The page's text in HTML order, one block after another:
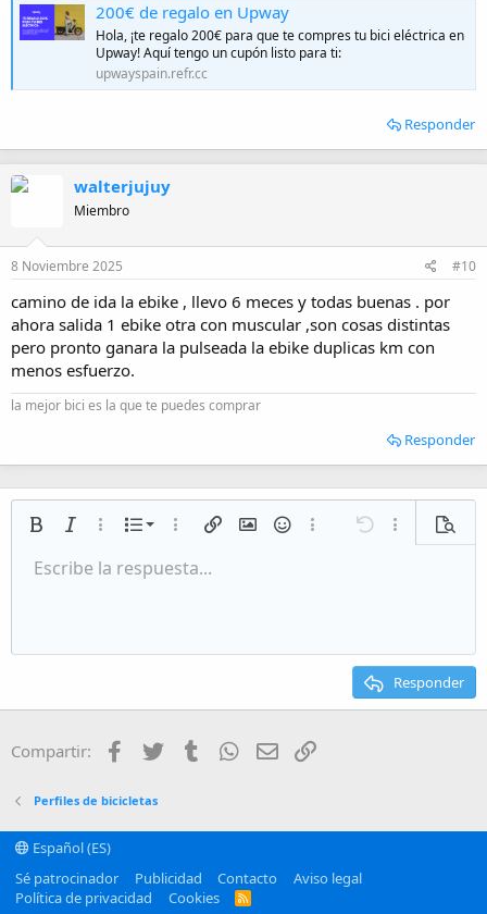
200€ de regalo en Upway
Hola, ¡te regalo 200€ para que te compres tu bici eléctrica en
Upway! Aquí tengo un cupón listo para ti:
upwayspain.refr.cc
Responder
walterjujuy
Miembro
8 Noviembre 2025 #10
camino de ida la ebike , llevo 6 meces y todas buenas . por
ahora salida 1 ebike otra con muscular ,son cosas distintas
pero pronto ganara la pulseada la ebike duplicas km con
menos esfuerzo.
la mejor bici es la que te puedes comprar
Responder
NegritaCursivaMás opciones…
Lista
Lista numerada
Lista desordenada
Más opciones…
Insertar enlace
Insertar imagen
EmoticonosMás opciones…
Deshacer
Más
Vista
Tamaño del texto
9
Color de texto
Fuente Arial
Trebuchet MS
TachadoSubrayado
AlineamientoAlineación izquierda
Paragraph format
Normal
Heading 2
CitarMultimedia
Insert table
Insert horizontal line
SpoilerCódigo
RehacerCambiar a código BB
Eliminar formato
BorradoresGuardar borrador
Escribe la respuesta...
Responder
Compartir: Facebook
Twitter TumblrWhatsApp
Email
Perfiles de bicicletas
Español (ES)
Sé patrocinador
Publicidad Contacto
Aviso legal
Política de privacidad
Cookies
R